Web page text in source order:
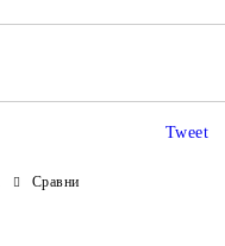
Сравни
Tweet